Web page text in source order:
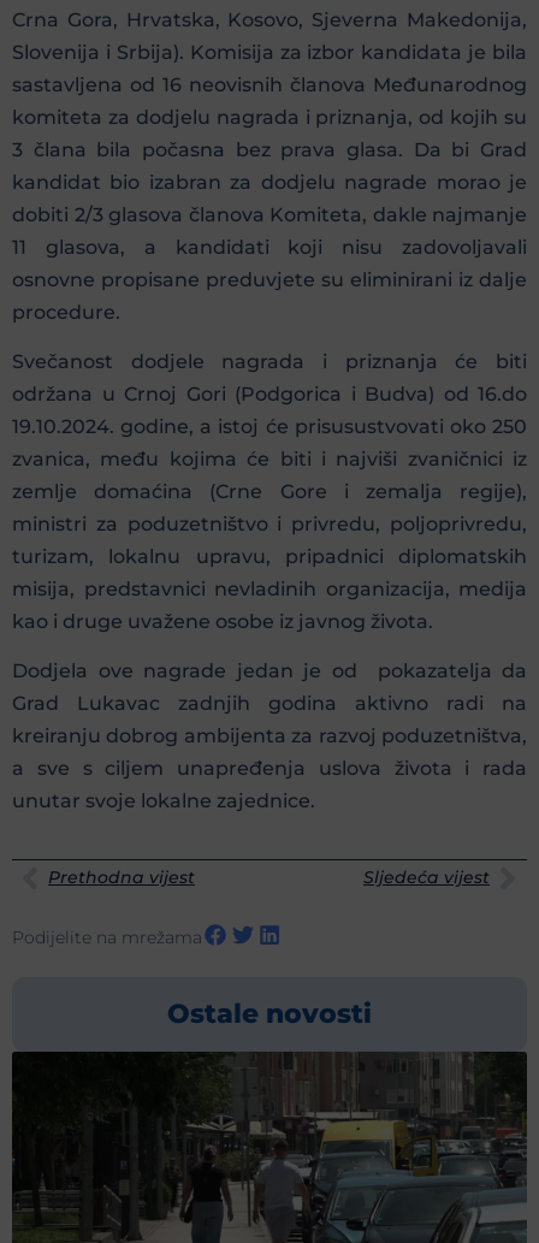
Crna Gora, Hrvatska, Kosovo, Sjeverna Makedonija,
Slovenija i Srbija). Komisija za izbor kandidata je bila
sastavljena od 16 neovisnih članova Međunarodnog
komiteta za dodjelu nagrada i priznanja, od kojih su
3 člana bila počasna bez prava glasa. Da bi Grad
kandidat bio izabran za dodjelu nagrade morao je
dobiti 2/3 glasova članova Komiteta, dakle najmanje
11 glasova, a kandidati koji nisu zadovoljavali
osnovne propisane preduvjete su eliminirani iz dalje
procedure.
Svečanost dodjele nagrada i priznanja će biti
održana u Crnoj Gori (Podgorica i Budva) od 16.do
19.10.2024. godine, a istoj će prisusustvovati oko 250
zvanica, među kojima će biti i najviši zvaničnici iz
zemlje domaćina (Crne Gore i zemalja regije),
ministri za poduzetništvo i privredu, poljoprivredu,
turizam, lokalnu upravu, pripadnici diplomatskih
misija, predstavnici nevladinih organizacija, medija
kao i druge uvažene osobe iz javnog života.
Dodjela ove nagrade jedan je od pokazatelja da
Grad Lukavac zadnjih godina aktivno radi na
kreiranju dobrog ambijenta za razvoj poduzetništva,
a sve s ciljem unapređenja uslova života i rada
unutar svoje lokalne zajednice.
Prethodna vijest Sljedeća vijest
Podijelite na mrežama
Ostale novosti